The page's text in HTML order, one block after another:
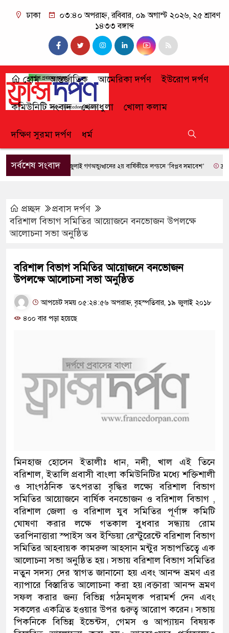
ঢাকা
০৩:৪০ অপরাহ্ন, রবিবার, ০৯ অগাস্ট ২০২৬, ২৫ শ্রাবণ
১৪৩৩ বঙ্গাব্দ
হোম আন্তর্জাতিক আমেরিকা দর্পণ ইউরোপ দর্পণ
কমিউনিটি সংবাদ খেলাধুলা খোলা কলাম
দক্ষিণ সুরমা দর্পণ ধর্ম
সর্বশেষ সংবাদজুলাই গণঅভ্যুত্থানের ২য় বার্ষিকীতে লন্ডনে ‘বিপ্লব সমাবেশ’ ফ্রান্সে
প্রচ্ছদ
প্রবাস দর্পণ
বরিশাল বিভাগ সমিতির আয়োজনে বনভোজন উপলক্ষে
আলোচনা সভা অনুষ্ঠিত
বরিশাল বিভাগ সমিতির আয়োজনে বনভোজন
উপলক্ষে আলোচনা সভা অনুষ্ঠিত
আপডেট সময় ০৫:২৪:৫৬ অপরাহ্ন, বৃহস্পতিবার, ১৯ জুলাই ২০১৮
৪০০ বার পড়া হয়েছে
মিনহাজ হোসেন ইতালীঃ ধান, নদী, খাল এই তিনে
বরিশাল, ইতাল‌ি প্রবাসী বাংলা ক‌মিউ‌নি‌টির ম‌ধ্যে শ‌ক্তিশালী
ও সাংগঠ‌নিক তৎপরতা বৃ‌দ্ধির ল‌ক্ষ্যে ব‌রিশাল বিভাগ
স‌মি‌তির আয়োজনে বার্ষিক বনভোজন ও বরিশাল বিভাগ ,
বরিশাল জেলা ও বরিশাল যুব সমিতির পূর্ণাঙ্গ কমিটি
ঘোষণা করার লক্ষে গতকাল বুধবার সন্ধ্যায় রোম
তরপিনাত্তারা স্পাইস অব ইন্ডিয়া রেস্টুরেন্টে বরিশাল বিভাগ
সমিতির আহবায়ক কামরুল আহসান মন্টুর সভাপতিত্বে এক
আলোচনা সভা অনুষ্ঠিত হয়। সভায় বরিশাল বিভাগ সমিতির
নতুন সদস্য দের স্বাগত জানানো হয় এবং আনন্দ ভ্রমণ এর
ব্যাপারে বিস্তারিত আলোচনা করা হয়।বক্তারা আনন্দ ভ্রমণ
সফল করার জন্য বিভিন্ন গঠনমূলক পরামর্শ দেন এবং
সকলের একত্রিত হওয়ার উপর গুরুত্ব আরোপ করেন। সভায়
পিকনিকে বিভিন্ন ইভেন্টস, গেমস ও আপ্যায়ন বিষয়ক